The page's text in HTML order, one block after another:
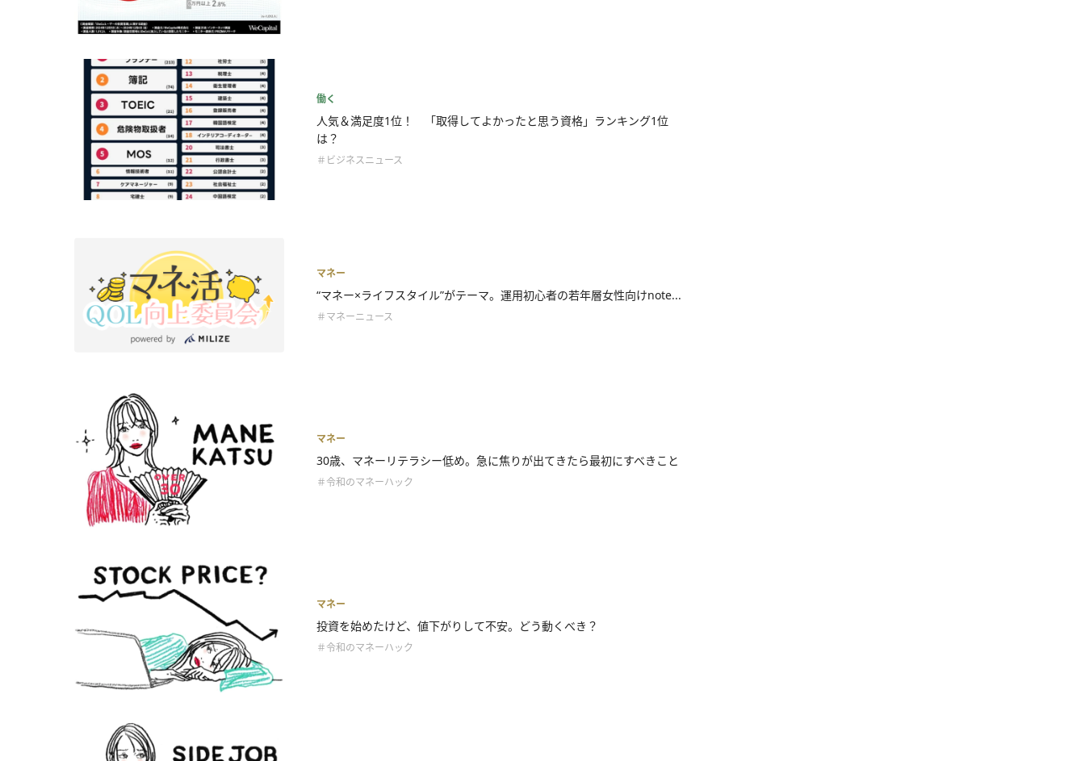
働く
人気＆満足度1位！ 「取得してよかったと思う資格」ランキング1位
は？
＃ビジネスニュース
マネー
“マネー×ライフスタイル”がテーマ。運用初心者の若年層女性向けnote...
＃マネーニュース
マネー
30歳、マネーリテラシー低め。急に焦りが出てきたら最初にすべきこと
＃令和のマネーハック
マネー
投資を始めたけど、値下がりして不安。どう動くべき？
＃令和のマネーハック